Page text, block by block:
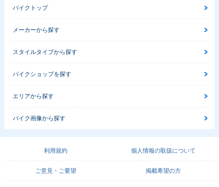
バイクトップ
メーカーから探す
スタイルタイプから探す
バイクショップを探す
エリアから探す
バイク画像から探す
利用規約 個人情報の取扱について
ご意見・ご要望 掲載希望の方